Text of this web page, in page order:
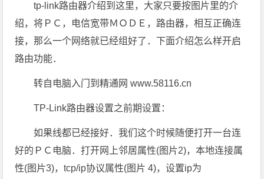
tp-link路由器介绍到这里，大家只要按图片里的介
绍，将ＰＣ，电信宽带ＭＯＤＥ，路由器，相互正确连
接，那么一个网络就已经组好了．下面介绍怎么样开启
路由功能．
转自电脑入门到精通网 www.58116.cn
TP-Link路由器设置之前期设置：
如果线都已经接好．我们这个时候随便打开一台连
好的ＰＣ电脑．打开网上邻居属性(图片2)，本地连接属
性(图片3)，tcp/ip协议属性(图片 4)，设置ip为